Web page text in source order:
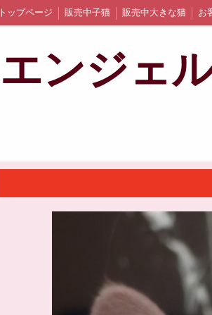
トップページ 販売中子猫 販売中大きな猫 お
エンジェ